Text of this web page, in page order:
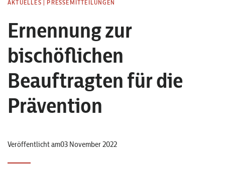
Kantonale Körperschaft
Aktuelles
AKTUELLES PRESSEMITTEILUNGEN
Ernennung zur
bischöflichen
Beauftragten für die
Prävention
Veröffentlicht am03 November 2022